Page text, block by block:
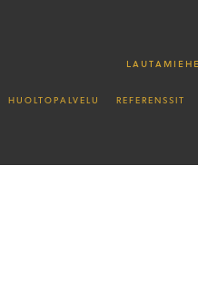
HUOLTOPALVELU REFERENSSIT